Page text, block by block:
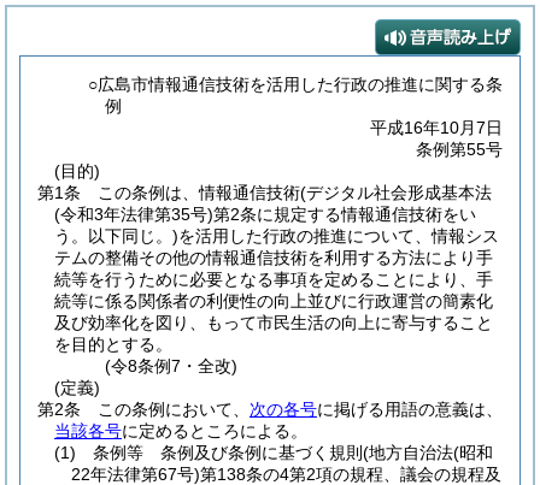
○広島市情報通信技術を活用した行政の推進に関する条
例
平成16年10月7日
条例第55号
(目的)
第1条
この条例は、情報通信技術(デジタル社会形成基本法
(令和3年法律第35号)第2条に規定する情報通信技術をい
う。以下同じ。)を活用した行政の推進について、情報シス
テムの整備その他の情報通信技術を利用する方法により手
続等を行うために必要となる事項を定めることにより、手
続等に係る関係者の利便性の向上並びに行政運営の簡素化
及び効率化を図り、もって市民生活の向上に寄与すること
を目的とする。
(令8条例7・全改)
(定義)
第2条
この条例において、 次の各号に掲げる用語の意義は、
当該各号に定めるところによる。
(1)
条例等 条例及び条例に基づく規則 (地方自治法(昭和
22年法律第67号)第138条の4第2項の規程、議会の規程及